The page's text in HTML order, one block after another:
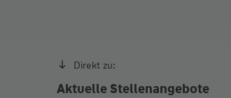
Direkt zu:
Aktuelle Stellenangebote